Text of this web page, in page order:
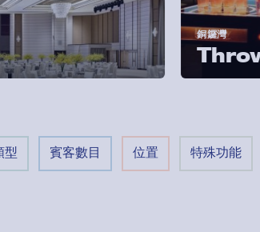
銅鑼灣
Throw
型 賓客數目 位置 特殊功能